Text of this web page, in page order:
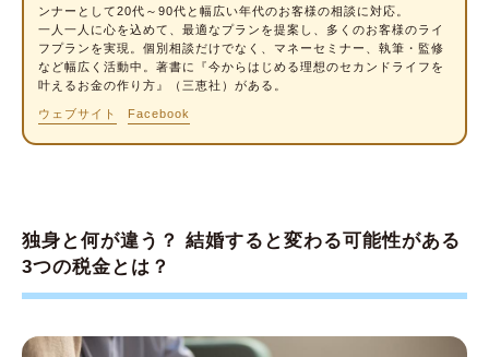
ンナーとして20代～90代と幅広い年代のお客様の相談に対応。
一人一人に心を込めて、最適なプランを提案し、多くのお客様のライ
フプランを実現。個別相談だけでなく、マネーセミナー、執筆・監修
など幅広く活動中。著書に『今からはじめる理想のセカンドライフを
叶えるお金の作り方』（三恵社）がある。
ウェブサイト Facebook
独身と何が違う？ 結婚すると変わる可能性がある
3つの税金とは？